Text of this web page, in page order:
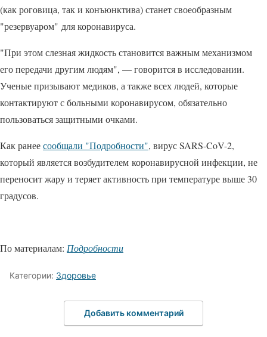
(как роговица, так и конъюнктива) станет своеобразным
"резервуаром" для коронавируса.
"При этом слезная жидкость становится важным механизмом
его передачи другим людям", — говорится в исследовании.
Ученые призывают медиков, а также всех людей, которые
контактируют с больными коронавирусом, обязательно
пользоваться защитными очками.
Как ранеесообщали "Подробности", вирус SARS-CoV-2,
который является возбудителем коронавирусной инфекции, не
переносит жару и теряет активность при температуре выше 30
градусов.
По материалам: Подробности
Категории: Здоровье
Добавить комментарий